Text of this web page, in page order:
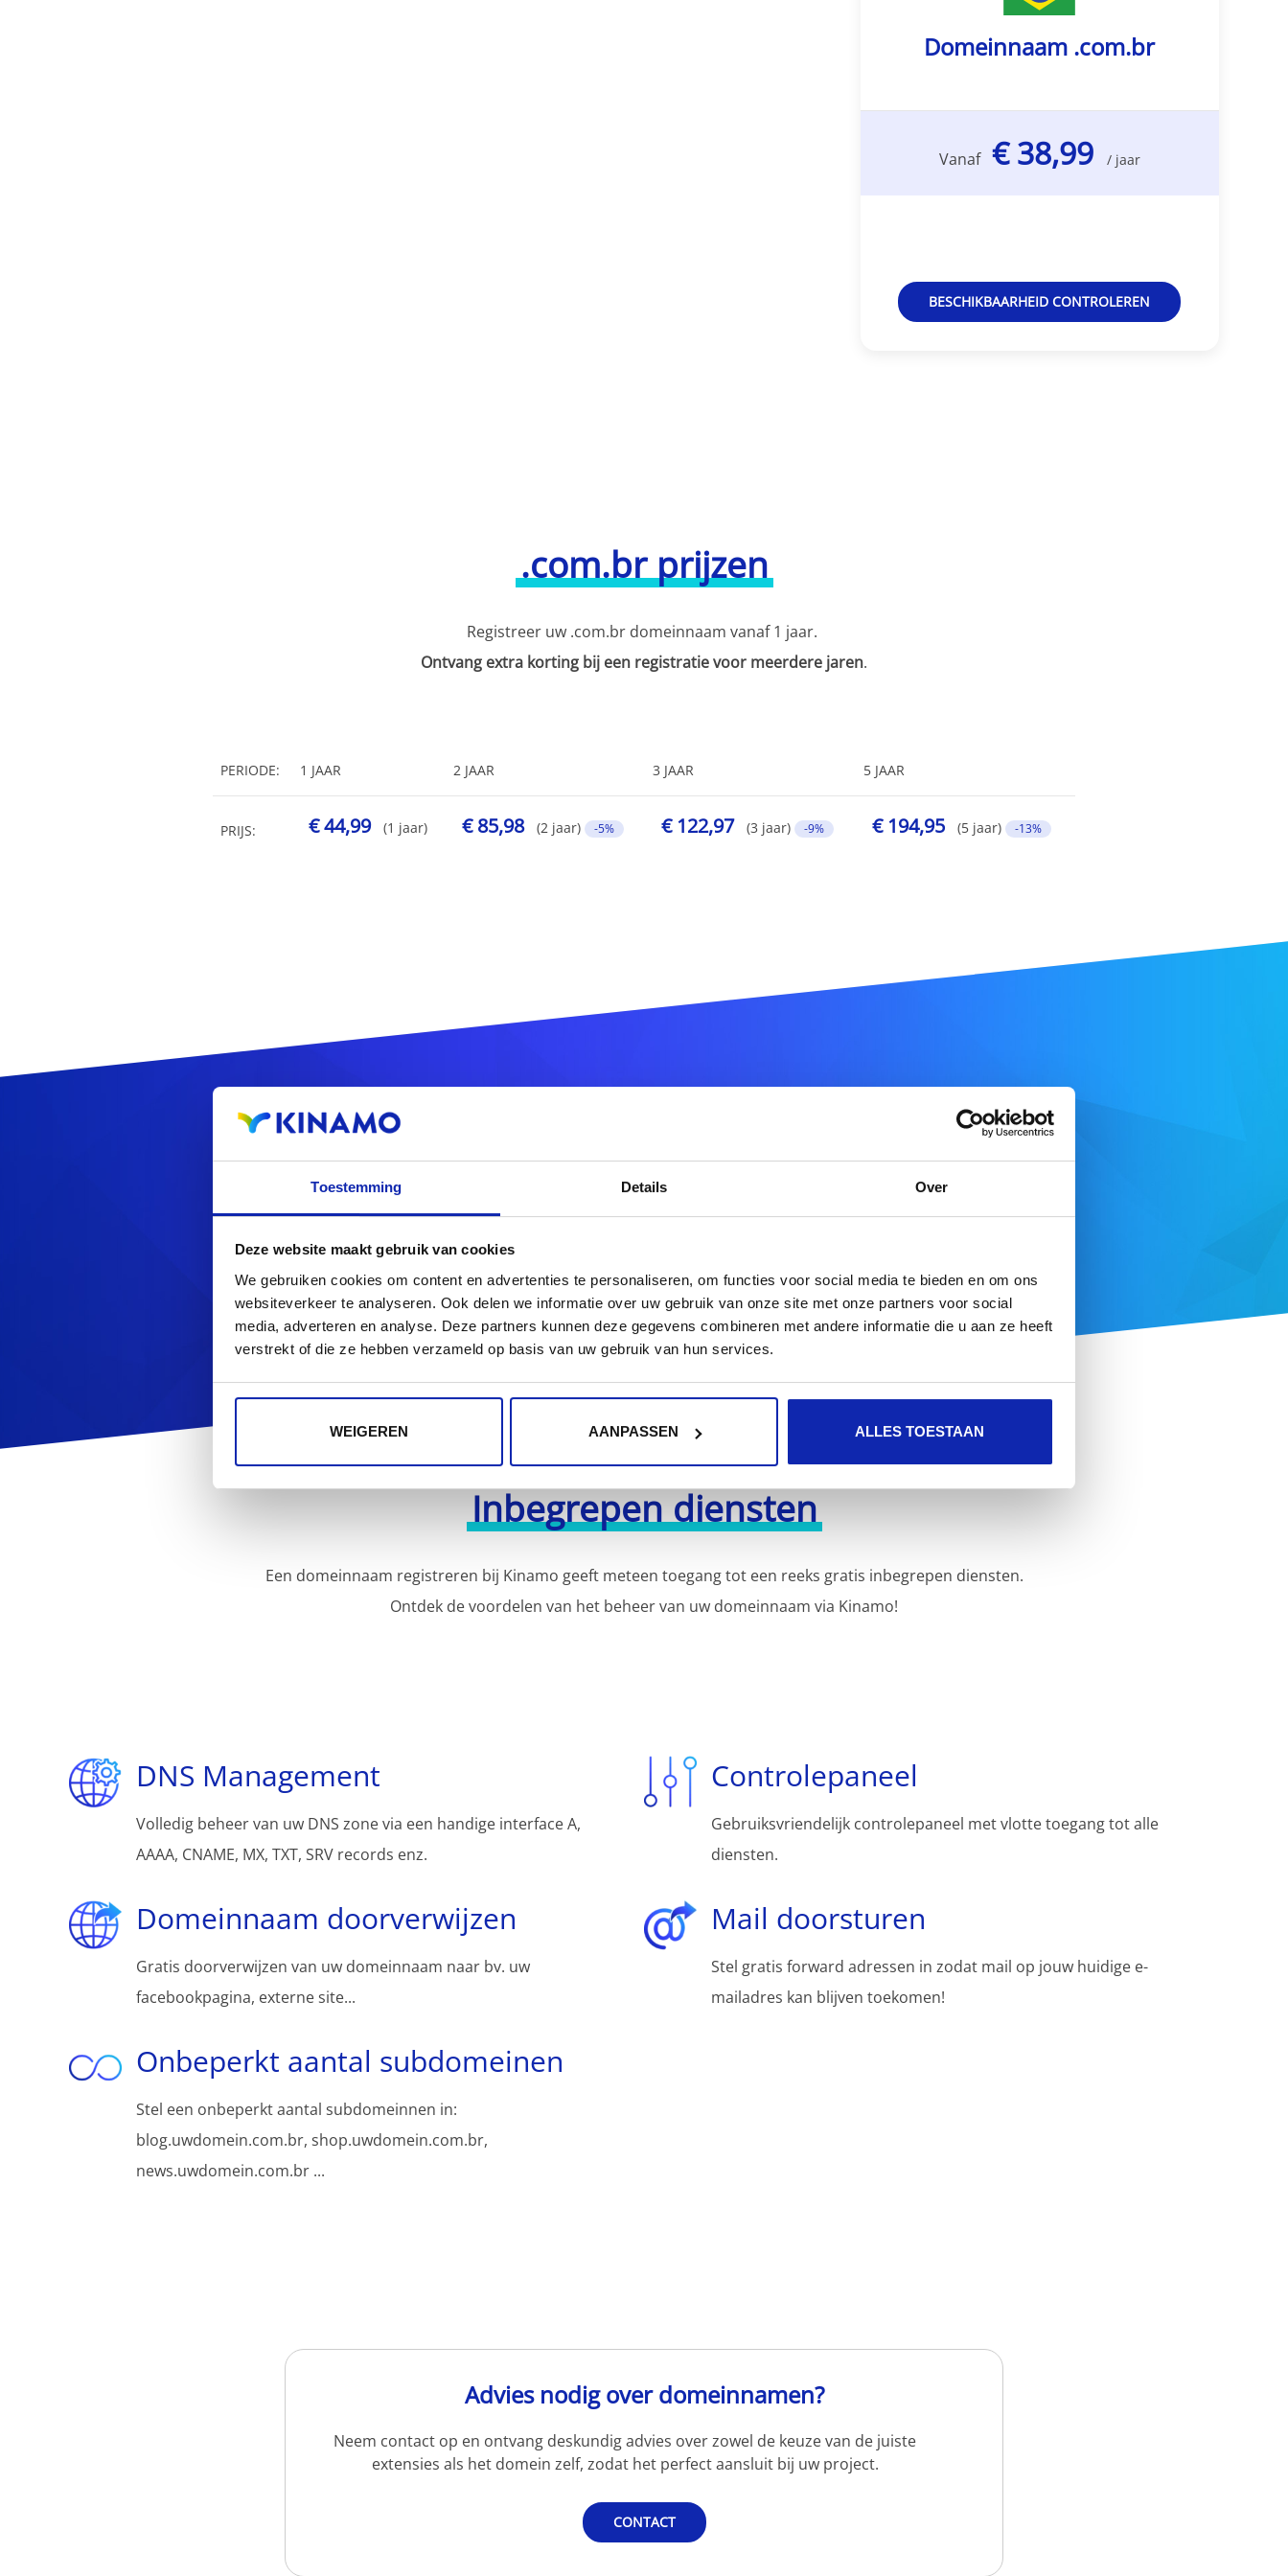
Toestemming Details Over
Deze website maakt gebruik van cookies
We gebruiken cookies om content en advertenties te personaliseren, om functies voor social media te bieden en om ons
websiteverkeer te analyseren. Ook delen we informatie over uw gebruik van onze site met onze partners voor social
media, adverteren en analyse. Deze partners kunnen deze gegevens combineren met andere informatie die u aan ze heeft
verstrekt of die ze hebben verzameld op basis van uw gebruik van hun services.
WEIGEREN AANPASSEN ALLES TOESTAAN
Domeinnaam .com.br
Vanaf € 38,99 / jaar
BESCHIKBAARHEID CONTROLEREN
.com.br prijzen
Registreer uw .com.br domeinnaam vanaf 1 jaar.
Ontvang extra korting bij een registratie voor meerdere jaren.
PERIODE: 1 JAAR 2 JAAR 3 JAAR 5 JAAR
PRIJS: € 44,99 (1 jaar) € 85,98 (2 jaar) -5% € 122,97 (3 jaar) -9% € 194,95 (5 jaar) -13%
Registreer uw.com.brdomeinnaam
DOMEIN ZOEKEN
Op zoek naar meer domeinnaamextensies? Ontdek hier ons volledige aanbod
Inbegrepen diensten
Een domeinnaam registreren bij Kinamo geeft meteen toegang tot een reeks gratis inbegrepen diensten.
Ontdek de voordelen van het beheer van uw domeinnaam via Kinamo!
DNS Management
Volledig beheer van uw DNS zone via een handige interface A,
AAAA, CNAME, MX, TXT, SRV records enz.
Controlepaneel
Gebruiksvriendelijk controlepaneel met vlotte toegang tot alle
diensten.
Domeinnaam doorverwijzen
Gratis doorverwijzen van uw domeinnaam naar bv. uw
facebookpagina, externe site...
Mail doorsturen
Stel gratis forward adressen in zodat mail op jouw huidige e-
mailadres kan blijven toekomen!
Onbeperkt aantal subdomeinen
Stel een onbeperkt aantal subdomeinnen in:
blog.uwdomein.com.br, shop.uwdomein.com.br,
news.uwdomein.com.br ...
Advies nodig over domeinnamen?
Neem contact op en ontvang deskundig advies over zowel de keuze van de juiste
extensies als het domein zelf, zodat het perfect aansluit bij uw project.
CONTACT